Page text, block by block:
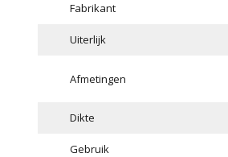
Fabrikant
Uiterlijk
Afmetingen
Dikte
Gebruik